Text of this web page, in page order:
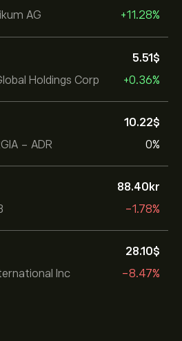
AG
+11.28%
Holdings Corp
5.51‎$‎
+0.36%
- ADR
10.22‎$‎
0%
88.40‎kr‎
-1.78%
Inc
28.10‎$‎
-8.47%